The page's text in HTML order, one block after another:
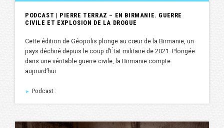
PODCAST | PIERRE TERRAZ – EN BIRMANIE. GUERRE
CIVILE ET EXPLOSION DE LA DROGUE
Cette édition de Géopolis plonge au cœur de la Birmanie, un
pays déchiré depuis le coup d’État militaire de 2021. Plongée
dans une véritable guerre civile, la Birmanie compte
aujourd’hui
► Podcast :